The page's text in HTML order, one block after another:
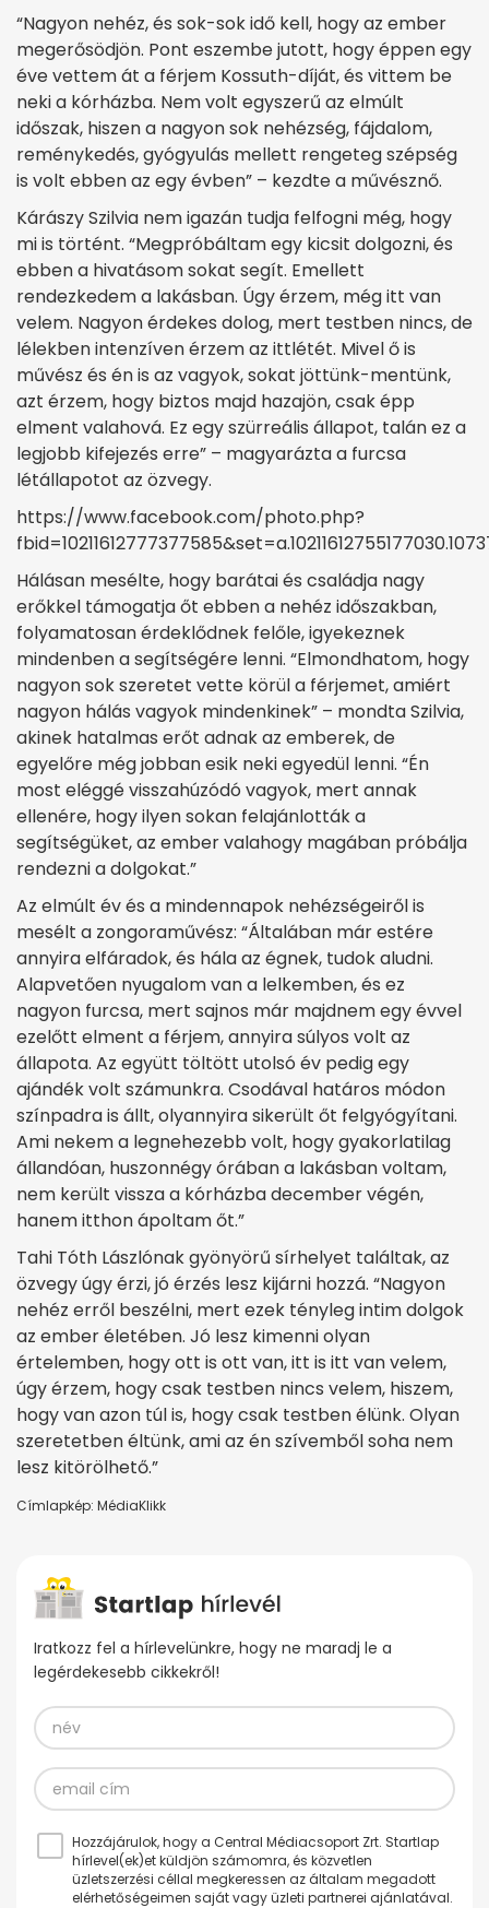
“Nagyon nehéz, és sok-sok idő kell, hogy az ember
megerősödjön. Pont eszembe jutott, hogy éppen egy
éve vettem át a férjem Kossuth-díját, és vittem be
neki a kórházba. Nem volt egyszerű az elmúlt
időszak, hiszen a nagyon sok nehézség, fájdalom,
reménykedés, gyógyulás mellett rengeteg szépség
is volt ebben az egy évben” – kezdte a művésznő.
Kárászy Szilvia nem igazán tudja felfogni még, hogy
mi is történt. “Megpróbáltam egy kicsit dolgozni, és
ebben a hivatásom sokat segít. Emellett
rendezkedem a lakásban. Úgy érzem, még itt van
velem. Nagyon érdekes dolog, mert testben nincs, de
lélekben intenzíven érzem az ittlétét. Mivel ő is
művész és én is az vagyok, sokat jöttünk-mentünk,
azt érzem, hogy biztos majd hazajön, csak épp
elment valahová. Ez egy szürreális állapot, talán ez a
legjobb kifejezés erre” – magyarázta a furcsa
létállapotot az özvegy.
https://www.facebook.com/photo.php?
Hálásan mesélte, hogy barátai és családja nagy
erőkkel támogatja őt ebben a nehéz időszakban,
folyamatosan érdeklődnek felőle, igyekeznek
mindenben a segítségére lenni. “Elmondhatom, hogy
nagyon sok szeretet vette körül a férjemet, amiért
nagyon hálás vagyok mindenkinek” – mondta Szilvia,
akinek hatalmas erőt adnak az emberek, de
egyelőre még jobban esik neki egyedül lenni. “Én
most eléggé visszahúzódó vagyok, mert annak
ellenére, hogy ilyen sokan felajánlották a
segítségüket, az ember valahogy magában próbálja
rendezni a dolgokat.”
Az elmúlt év és a mindennapok nehézségeiről is
mesélt a zongoraművész: “Általában már estére
annyira elfáradok, és hála az égnek, tudok aludni.
Alapvetően nyugalom van a lelkemben, és ez
nagyon furcsa, mert sajnos már majdnem egy évvel
ezelőtt elment a férjem, annyira súlyos volt az
állapota. Az együtt töltött utolsó év pedig egy
ajándék volt számunkra. Csodával határos módon
színpadra is állt, olyannyira sikerült őt felgyógyítani.
Ami nekem a legnehezebb volt, hogy gyakorlatilag
állandóan, huszonnégy órában a lakásban voltam,
nem került vissza a kórházba december végén,
hanem itthon ápoltam őt.”
Tahi Tóth Lászlónak gyönyörű sírhelyet találtak, az
özvegy úgy érzi, jó érzés lesz kijárni hozzá. “Nagyon
nehéz erről beszélni, mert ezek tényleg intim dolgok
az ember életében. Jó lesz kimenni olyan
értelemben, hogy ott is ott van, itt is itt van velem,
úgy érzem, hogy csak testben nincs velem, hiszem,
hogy van azon túl is, hogy csak testben élünk. Olyan
szeretetben éltünk, ami az én szívemből soha nem
lesz kitörölhető.”
Címlapkép: MédiaKlikk
Iratkozz fel a hírlevelünkre, hogy ne maradj le a
legérdekesebb cikkekről!
Hozzájárulok, hogy a Central Médiacsoport Zrt. Startlap
hírlevel(ek)et küldjön számomra, és közvetlen
üzletszerzési céllal megkeressen az általam megadott
elérhetőségeimen saját vagy üzleti partnerei ajánlatával.